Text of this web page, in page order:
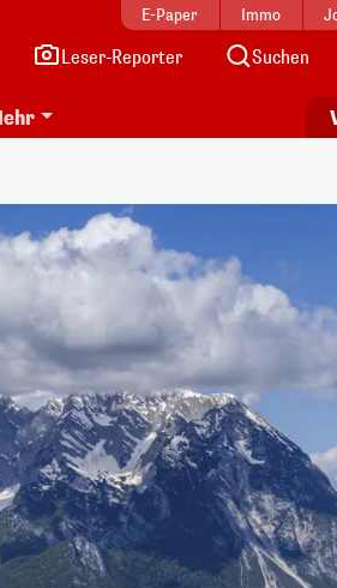
E-Paper Immo
Leser-Reporter Suchen